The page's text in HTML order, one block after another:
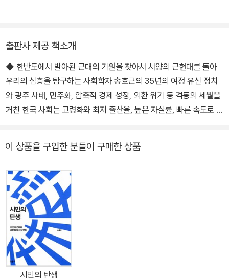
출판사 제공 책소개
◆ 한반도에서 발아된 근대의 기원을 찾아서 서양의 근현대를 돌아
우리의 심층을 탐구하는 사회학자 송호근의 35년의 여정 유신 정치
와 광주 사태, 민주화, 압축적 경제 성장, 외환 위기 등 격동의 세월을
거친 한국 사회는 고령화와 최저 출산율, 높은 자살률, 빠른 속도로 진
지를 주시하고, 나아갈 길을 제시해야 하는 사회학자로서의 책무는
해 달려가야 했던 1970년대, 저자를 비롯한 한국의 사회과학도들은
외국산 이론의 세례를 받고 성장했으며, 전문적 지식 체계를 갖춘 현
대적 대학의 출범과 함께 한국의 학계에서는 학문의 분화 및 특화가
이루어졌다. 하지만 우리의 역사적 맥락이 고려되지 않은 서양산 지
식의 잣대는 한국 사회의 심층을 가늠하지 못하고 그 본질을 왜곡하
기 십상이며, 지식의 전문화는 영역 간 담론의 교류와 소통의 결핍을
초래해 거시적 안목을 차단한다. 이러한 문제의식에서 저자는 그동안
이 상품을 구입한 분들이 구매한 상품
시민의 탄생